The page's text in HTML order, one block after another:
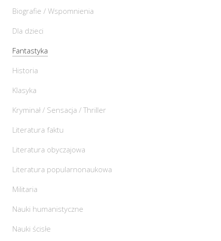
Biografie / Wspomnienia
Dla dzieci
Fantastyka
Historia
Klasyka
Kryminał / Sensacja / Thriller
Literatura faktu
Literatura obyczajowa
Literatura popularnonaukowa
Militaria
Nauki humanistyczne
Nauki ścisłe